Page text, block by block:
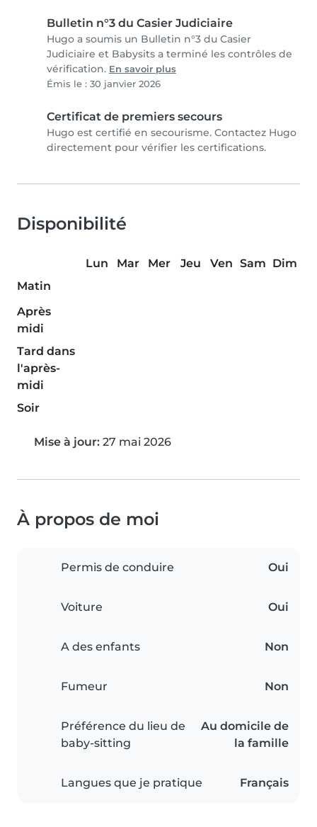
Bulletin n°3 du Casier Judiciaire
Hugo a soumis un Bulletin n°3 du Casier
Judiciaire et Babysits a terminé les contrôles de
vérification. En savoir plus
Émis le : 30 janvier 2026
Certificat de premiers secours
Hugo est certifié en secourisme. Contactez Hugo
directement pour vérifier les certifications.
Disponibilité
Lun Mar Mer Jeu Ven Sam Dim
Matin
Après
midi
Tard dans
l'après-
midi
Soir
Mise à jour: 27 mai 2026
À propos de moi
Permis de conduire Oui
Voiture Oui
A des enfants Non
Fumeur Non
Préférence du lieu de
baby-sitting
Au domicile de
la famille
Langues que je pratique Français